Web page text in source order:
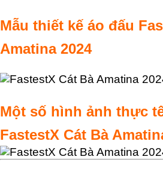
Mẫu thiết kế áo đấu
Amatina 2024
Một số hình ảnh thực
FastestX Cát Bà